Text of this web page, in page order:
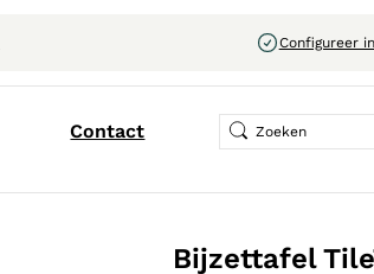
Configureer
Contact
Bijzettafel